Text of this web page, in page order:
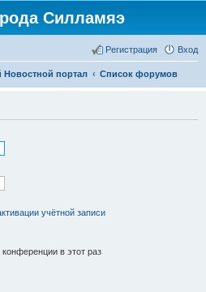
Силламяэ
Вход
Регистрация
портал Список форумов
учётной записи
в этот раз